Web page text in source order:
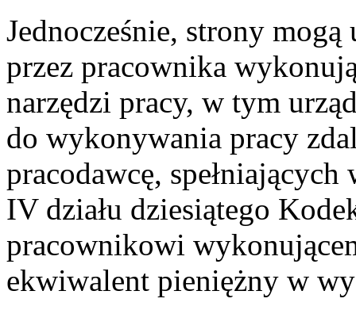
Jednocześnie, strony
przez pracownika
narzędzi pracy, w tym
do wykonywania pracy
pracodawcę,
IV działu dziesiątego
pracownikowi
ekwiwalent pieniężny w